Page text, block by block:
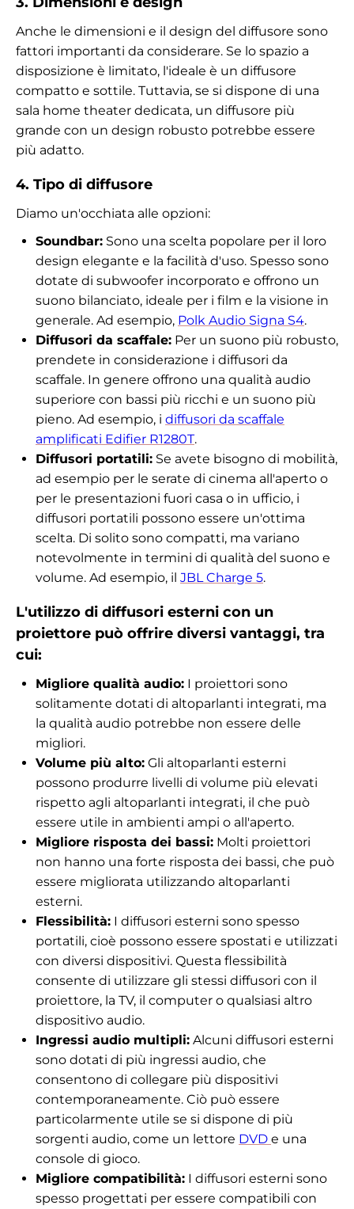
Anche le dimensioni e il design del diffusore sono
fattori importanti da considerare. Se lo spazio a
disposizione è limitato, l'ideale è un diffusore
compatto e sottile. Tuttavia, se si dispone di una
sala home theater dedicata, un diffusore più
grande con un design robusto potrebbe essere
più adatto.
4. Tipo di diffusore
Diamo un'occhiata alle opzioni:
Soundbar: Sono una scelta popolare per il loro
design elegante e la facilità d'uso. Spesso sono
dotate di subwoofer incorporato e offrono un
suono bilanciato, ideale per i film e la visione in
generale. Ad esempio, Polk Audio Signa S4.
Diffusori da scaffale: Per un suono più robusto,
prendete in considerazione i diffusori da
scaffale. In genere offrono una qualità audio
superiore con bassi più ricchi e un suono più
pieno. Ad esempio, i diffusori da scaffale
amplificati Edifier R1280T.
Diffusori portatili: Se avete bisogno di mobilità,
ad esempio per le serate di cinema all'aperto o
per le presentazioni fuori casa o in ufficio, i
diffusori portatili possono essere un'ottima
scelta. Di solito sono compatti, ma variano
notevolmente in termini di qualità del suono e
volume. Ad esempio, il JBL Charge 5.
L'utilizzo di diffusori esterni con un
proiettore può offrire diversi vantaggi, tra
cui:
Migliore qualità audio: I proiettori sono
solitamente dotati di altoparlanti integrati, ma
la qualità audio potrebbe non essere delle
migliori.
Volume più alto: Gli altoparlanti esterni
possono produrre livelli di volume più elevati
rispetto agli altoparlanti integrati, il che può
essere utile in ambienti ampi o all'aperto.
Migliore risposta dei bassi: Molti proiettori
non hanno una forte risposta dei bassi, che può
essere migliorata utilizzando altoparlanti
esterni.
Flessibilità: I diffusori esterni sono spesso
portatili, cioè possono essere spostati e utilizzati
con diversi dispositivi. Questa flessibilità
consente di utilizzare gli stessi diffusori con il
proiettore, la TV, il computer o qualsiasi altro
dispositivo audio.
Ingressi audio multipli: Alcuni diffusori esterni
sono dotati di più ingressi audio, che
consentono di collegare più dispositivi
contemporaneamente. Ciò può essere
particolarmente utile se si dispone di più
sorgenti audio, come un lettore DVD e una
console di gioco.
Migliore compatibilità: I diffusori esterni sono
spesso progettati per essere compatibili con